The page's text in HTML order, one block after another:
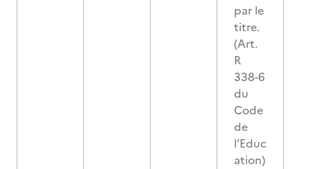
par le
titre.
(Art.
R
338-6
du
Code
de
l’Educ
ation)